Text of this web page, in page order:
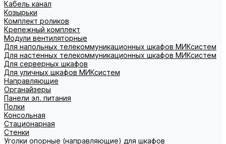
Кабель канал
Козырьки
Комплект роликов
Крепежный комплект
Модули вентиляторные
Для напольных телекоммуникационных шкафов МИКсистем
Для настенных телекоммуникационных шкафов МИКсистем
Для серверных шкафов
Для уличных шкафов МИКсистем
Направляющие
Органайзеры
Панели эл. питания
Полки
Консольная
Стационарная
Стенки
Уголки опорные (направляющие) для шкафов